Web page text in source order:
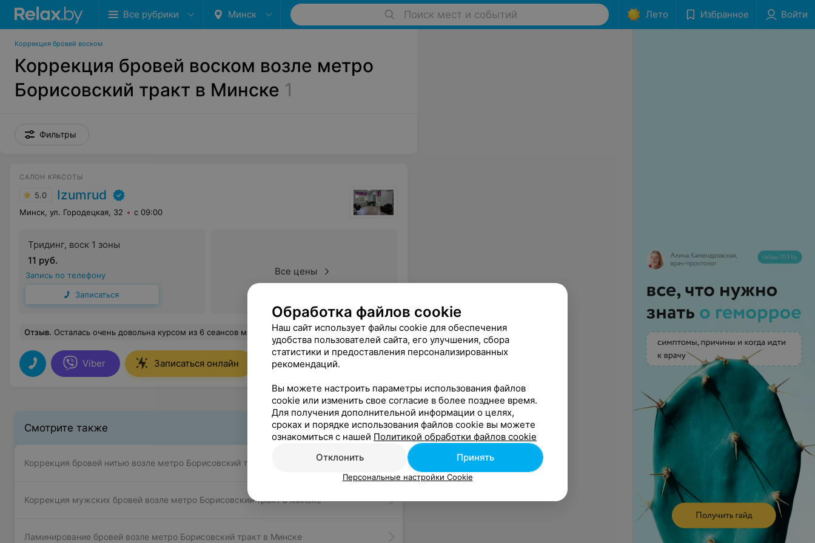
Все рубрики Минск Поиск мест и событий Лето Избранное Войти
Коррекция бровей воском
Коррекция бровей воском возле метро
Борисовский тракт в Минске 1
Фильтры
САЛОН КРАСОТЫ
5.0 Izumrud
Минск, ул. Городецкая, 32 с 09:00
Тридинг, воск 1 зоны
11 руб.
Запись по телефону
Записаться
Все цены
Отзыв. Осталась очень довольна курсом из 6 сеансов массажа. Татьяна-мастер своего дела и очень приятный в общении человек. Скоро снова запишусь на массаж. Еще
Viber Записаться онлайн
Смотрите также
Коррекция бровей нитью возле метро Борисовский тракт в Минске
Коррекция мужских бровей возле метро Борисовский тракт в Минске
Ламинирование бровей возле метро Борисовский тракт в Минске
Обработка файлов cookie
Наш сайт использует файлы cookie для обеспечения
удобства пользователей сайта, его улучшения, сбора
статистики и предоставления персонализированных
рекомендаций.
Вы можете настроить параметры использования файлов
cookie или изменить свое согласие в более позднее время.
Для получения дополнительной информации о целях,
сроках и порядке использования файлов cookie вы можете
ознакомиться с нашей Политикой обработки файлов cookie
Отклонить
Принять
Персональные настройки Cookie